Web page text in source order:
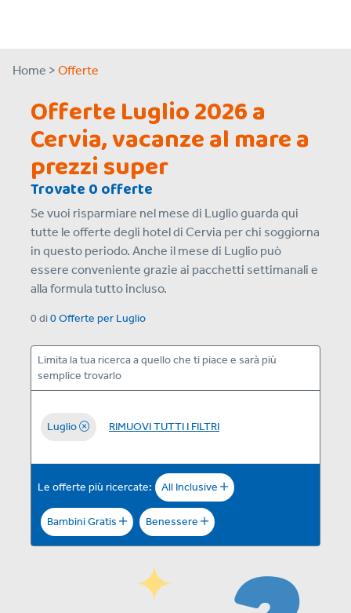
Home > Offerte
Offerte Luglio 2026 a
Cervia, vacanze al mare a
prezzi super
Trovate 0 offerte
Se vuoi risparmiare nel mese di Luglio guarda qui
tutte le offerte degli hotel di Cervia per chi soggiorna
in questo periodo. Anche il mese di Luglio può
essere conveniente grazie ai pacchetti settimanali e
alla formula tutto incluso.
0 di0 Offerte per Luglio
Limita la tua ricerca a quello che ti piace e sarà più
semplice trovarlo
Luglio RIMUOVI TUTTI I FILTRI
Le offerte più ricercate: All Inclusive
Bambini Gratis Benessere